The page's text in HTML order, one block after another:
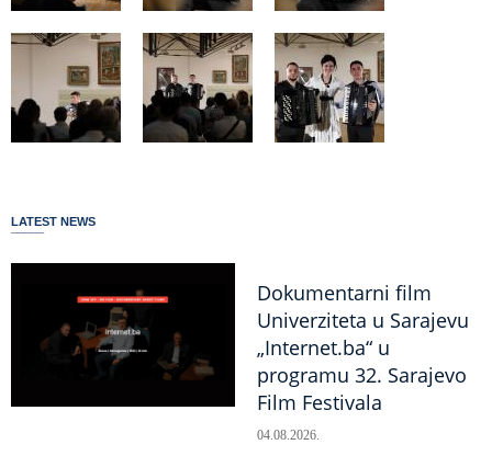
LATEST NEWS
Dokumentarni film
Univerziteta u Sarajevu
„Internet.ba“ u
programu 32. Sarajevo
Film Festivala
04.08.2026.